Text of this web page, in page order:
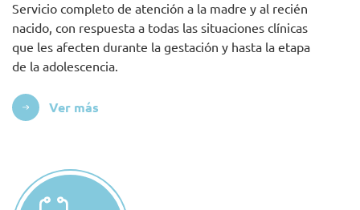
Servicio completo de atención a la madre y al recién
nacido, con respuesta a todas las situaciones clínicas
que les afecten durante la gestación y hasta la etapa
de la adolescencia.
Ver más